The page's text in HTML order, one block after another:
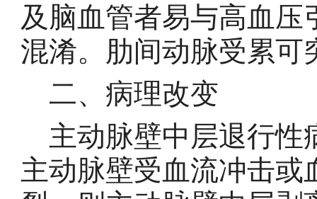
及脑血管者易与高血
混淆。肋间动脉受
二、病理改变
主动脉壁中层退行性
主动脉壁受血流冲击或